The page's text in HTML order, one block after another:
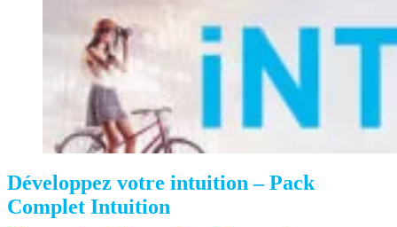
Développez votre intuition – Pack
Complet Intuition